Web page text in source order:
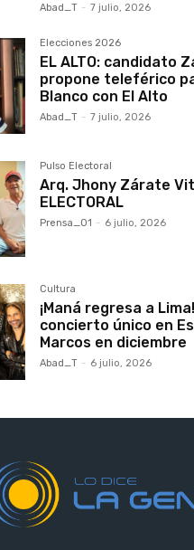
Abad_T - 7 julio, 2026
Elecciones 2026
EL ALTO: candidato
propone teleférico
Blanco con El Alto
Abad_T - 7 julio, 2026
Pulso Electoral
Arq. Jhony Zárate
ELECTORAL
Prensa_01 - 6 julio, 2026
Cultura
¡Maná regresa a
concierto único en
Marcos en diciembre
Abad_T - 6 julio, 2026